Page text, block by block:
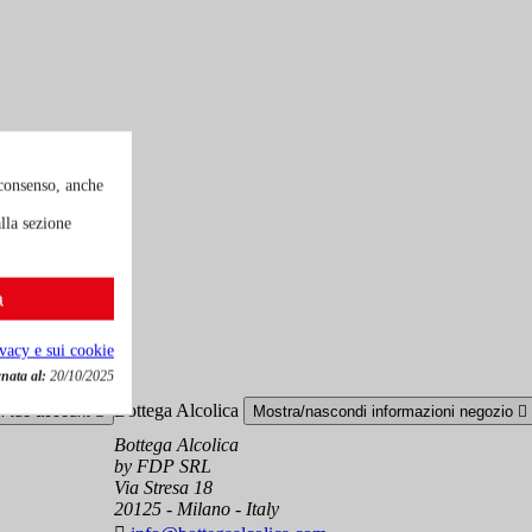
tuo account Bottega Alcolica Mostra/nascondi informazioni negozio 
Bottega Alcolica
by FDP SRL
Via Stresa 18
20125 - Milano - Italy
anche
sezione
e sui cookie
al: 20/10/2025